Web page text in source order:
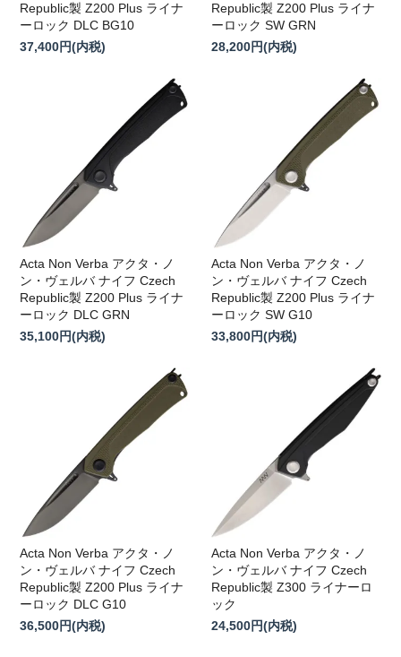
Republic製 Z200 Plus ライナ
ーロック DLC BG10
37,400円(内税)
Republic製 Z200 Plus ライナ
ーロック SW GRN
28,200円(内税)
Acta Non Verba アクタ・ノ
ン・ヴェルバ ナイフ Czech
Republic製 Z200 Plus ライナ
ーロック DLC GRN
35,100円(内税)
Acta Non Verba アクタ・ノ
ン・ヴェルバ ナイフ Czech
Republic製 Z200 Plus ライナ
ーロック SW G10
33,800円(内税)
Acta Non Verba アクタ・ノ
ン・ヴェルバ ナイフ Czech
Republic製 Z200 Plus ライナ
ーロック DLC G10
36,500円(内税)
Acta Non Verba アクタ・ノ
ン・ヴェルバ ナイフ Czech
Republic製 Z300 ライナーロ
ック
24,500円(内税)